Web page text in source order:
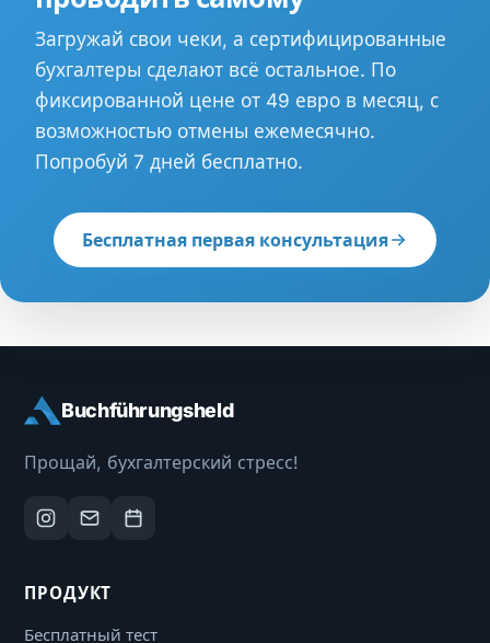
Загружай свои чеки, а сертифицированные
бухгалтеры сделают всё остальное. По
фиксированной цене от 49 евро в месяц, с
возможностью отмены ежемесячно.
Попробуй 7 дней бесплатно.
Бесплатная первая консультация
Buchführungsheld
Прощай, бухгалтерский стресс!
ПРОДУКТ
Бесплатный тест